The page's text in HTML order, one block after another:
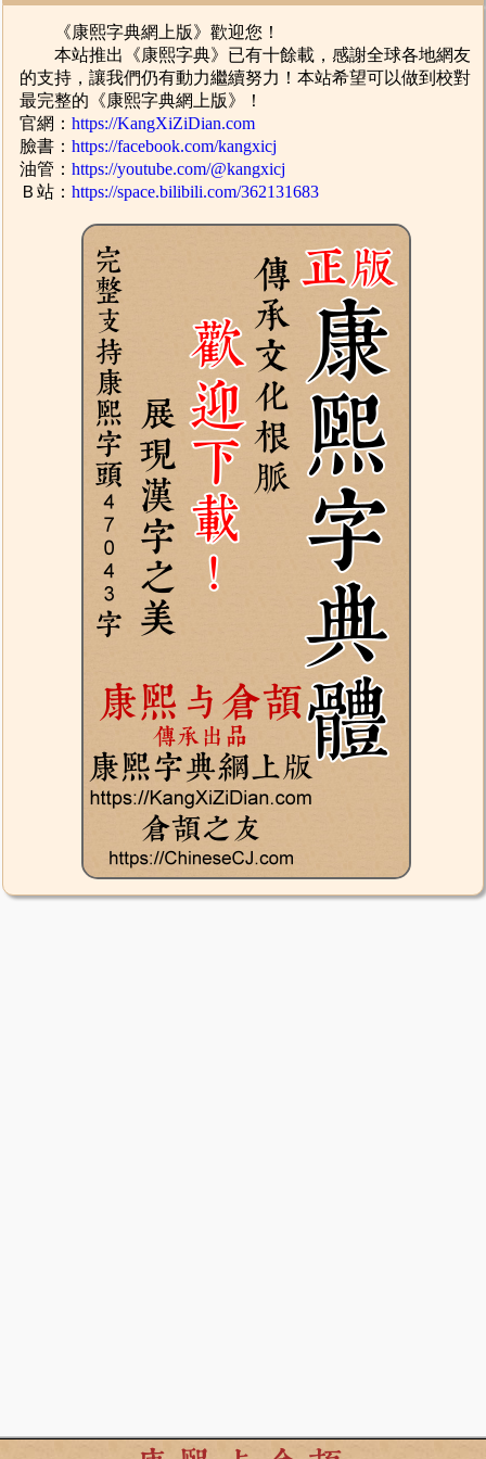
《康熙字典網上版》歡迎您！
本站推出《康熙字典》已有十餘載，感謝全球各地網友
的支持，讓我們仍有動力繼續努力！本站希望可以做到校對
最完整的《康熙字典網上版》！
官網：https://KangXiZiDian.com
臉書：https://facebook.com/kangxicj
油管：https://youtube.com/@kangxicj
Ｂ站：https://space.bilibili.com/362131683